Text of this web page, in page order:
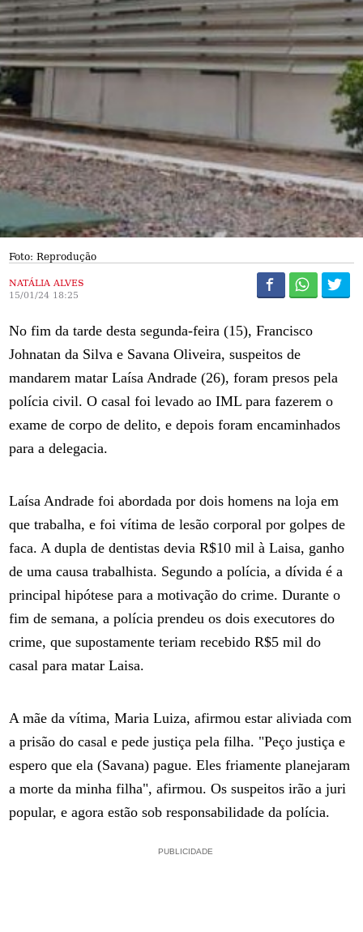
Foto: Reprodução
NATÁLIA ALVES
15/01/24 18:25
No fim da tarde desta segunda-feira (15), Francisco
Johnatan da Silva e Savana Oliveira, suspeitos de
mandarem matar Laísa Andrade (26), foram presos pela
polícia civil. O casal foi levado ao IML para fazerem o
exame de corpo de delito, e depois foram encaminhados
para a delegacia.
Laísa Andrade foi abordada por dois homens na loja em
que trabalha, e foi vítima de lesão corporal por golpes de
faca. A dupla de dentistas devia R$10 mil à Laisa, ganho
de uma causa trabalhista. Segundo a polícia, a dívida é a
principal hipótese para a motivação do crime. Durante o
fim de semana, a polícia prendeu os dois executores do
crime, que supostamente teriam recebido R$5 mil do
casal para matar Laisa.
A mãe da vítima, Maria Luiza, afirmou estar aliviada com
a prisão do casal e pede justiça pela filha. "Peço justiça e
espero que ela (Savana) pague. Eles friamente planejaram
a morte da minha filha", afirmou. Os suspeitos irão a juri
popular, e agora estão sob responsabilidade da polícia.
PUBLICIDADE